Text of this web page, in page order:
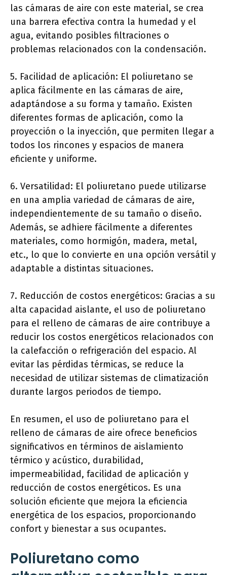
las cámaras de aire con este material, se crea
una barrera efectiva contra la humedad y el
agua, evitando posibles filtraciones o
problemas relacionados con la condensación.
5. Facilidad de aplicación: El poliuretano se
aplica fácilmente en las cámaras de aire,
adaptándose a su forma y tamaño. Existen
diferentes formas de aplicación, como la
proyección o la inyección, que permiten llegar a
todos los rincones y espacios de manera
eficiente y uniforme.
6. Versatilidad: El poliuretano puede utilizarse
en una amplia variedad de cámaras de aire,
independientemente de su tamaño o diseño.
Además, se adhiere fácilmente a diferentes
materiales, como hormigón, madera, metal,
etc., lo que lo convierte en una opción versátil y
adaptable a distintas situaciones.
7. Reducción de costos energéticos: Gracias a su
alta capacidad aislante, el uso de poliuretano
para el relleno de cámaras de aire contribuye a
reducir los costos energéticos relacionados con
la calefacción o refrigeración del espacio. Al
evitar las pérdidas térmicas, se reduce la
necesidad de utilizar sistemas de climatización
durante largos periodos de tiempo.
En resumen, el uso de poliuretano para el
relleno de cámaras de aire ofrece beneficios
significativos en términos de aislamiento
térmico y acústico, durabilidad,
impermeabilidad, facilidad de aplicación y
reducción de costos energéticos. Es una
solución eficiente que mejora la eficiencia
energética de los espacios, proporcionando
confort y bienestar a sus ocupantes.
Poliuretano como